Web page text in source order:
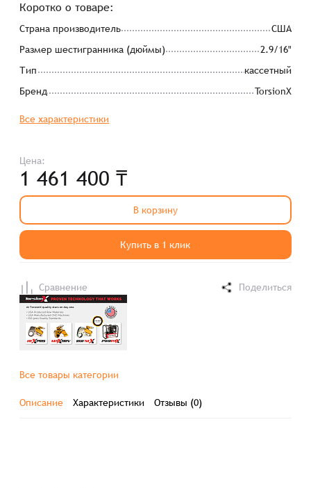
Коротко о товаре:
Страна производитель
США
Размер шестигранника (дюймы)
2.9/16"
Тип
кассетный
Бренд
TorsionX
Все характеристики
Цена:
1 461 400 ₸
В корзину
Купить в 1 клик
Сравнение Поделиться
Все товары категории
Описание Характеристики Отзывы (0)